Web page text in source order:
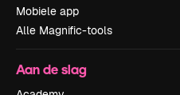
Mobiele app
Alle Magnific-tools
Aan de slag